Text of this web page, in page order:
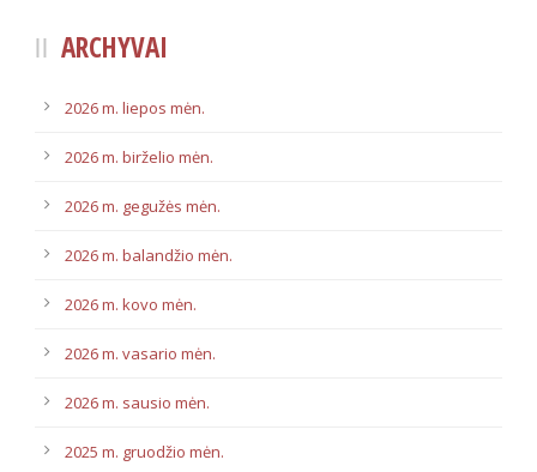
ARCHYVAI
2026 m. liepos mėn.
2026 m. birželio mėn.
2026 m. gegužės mėn.
2026 m. balandžio mėn.
2026 m. kovo mėn.
2026 m. vasario mėn.
2026 m. sausio mėn.
2025 m. gruodžio mėn.